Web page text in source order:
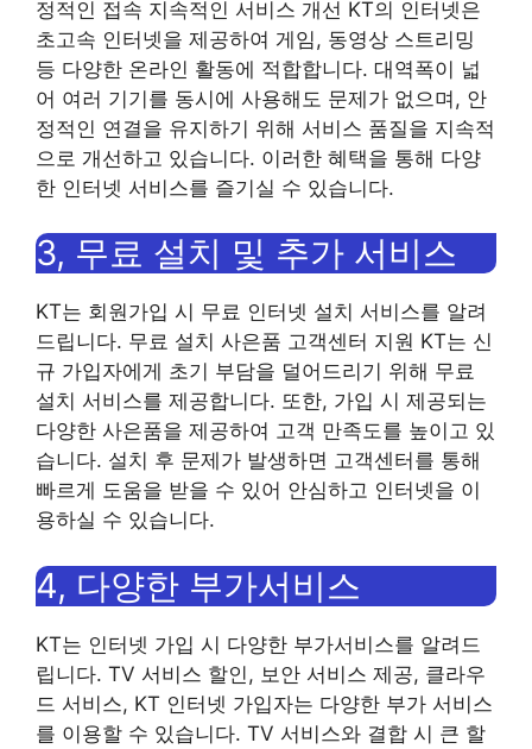
정적인 접속 지속적인 서비스 개선 KT의 인터넷은
초고속 인터넷을 제공하여 게임, 동영상 스트리밍
등 다양한 온라인 활동에 적합합니다. 대역폭이 넓
어 여러 기기를 동시에 사용해도 문제가 없으며, 안
정적인 연결을 유지하기 위해 서비스 품질을 지속적
으로 개선하고 있습니다. 이러한 혜택을 통해 다양
한 인터넷 서비스를 즐기실 수 있습니다.
3, 무료 설치 및 추가 서비스
KT는 회원가입 시 무료 인터넷 설치 서비스를 알려
드립니다. 무료 설치 사은품 고객센터 지원 KT는 신
규 가입자에게 초기 부담을 덜어드리기 위해 무료
설치 서비스를 제공합니다. 또한, 가입 시 제공되는
다양한 사은품을 제공하여 고객 만족도를 높이고 있
습니다. 설치 후 문제가 발생하면 고객센터를 통해
빠르게 도움을 받을 수 있어 안심하고 인터넷을 이
용하실 수 있습니다.
4, 다양한 부가서비스
KT는 인터넷 가입 시 다양한 부가서비스를 알려드
립니다. TV 서비스 할인, 보안 서비스 제공, 클라우
드 서비스, KT 인터넷 가입자는 다양한 부가 서비스
를 이용할 수 있습니다. TV 서비스와 결합 시 큰 할